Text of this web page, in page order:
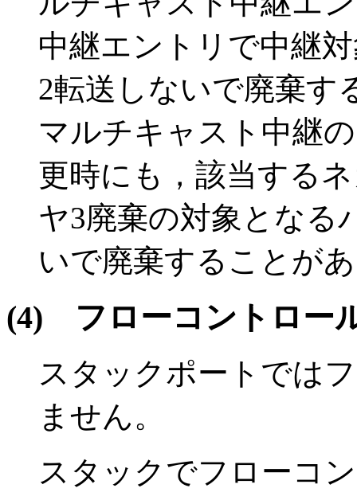
中継エントリで中継
2転送しないで廃棄す
マルチキャスト中継
更時にも，該当する
ヤ3廃棄の対象となる
いで廃棄することが
(4) フローコントロー
スタックポートでは
ません。
スタックでフローコ